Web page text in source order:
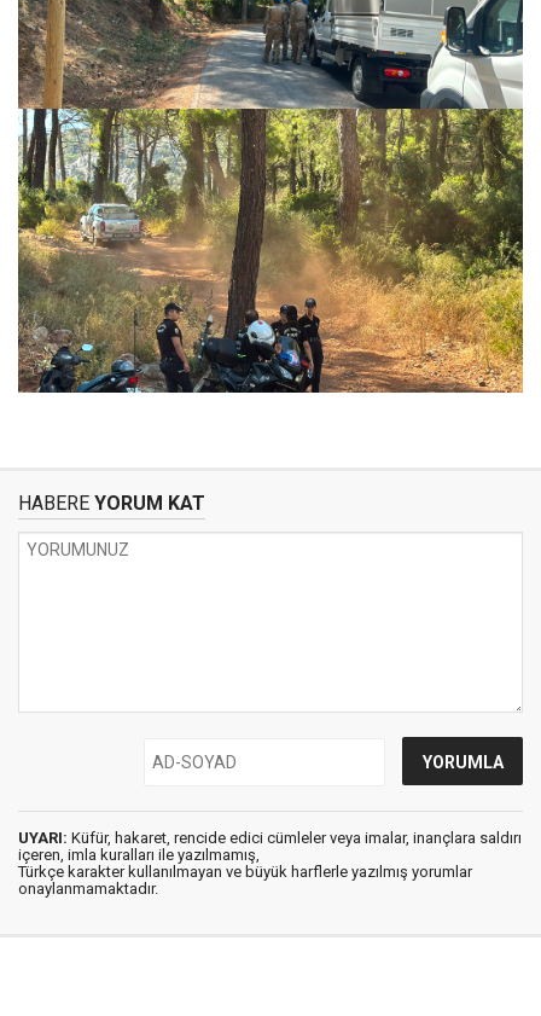
HABERE YORUM KAT
UYARI: Küfür, hakaret, rencide edici cümleler veya imalar, inançlara saldırı
içeren, imla kuralları ile yazılmamış,
Türkçe karakter kullanılmayan ve büyük harflerle yazılmış yorumlar
onaylanmamaktadır.